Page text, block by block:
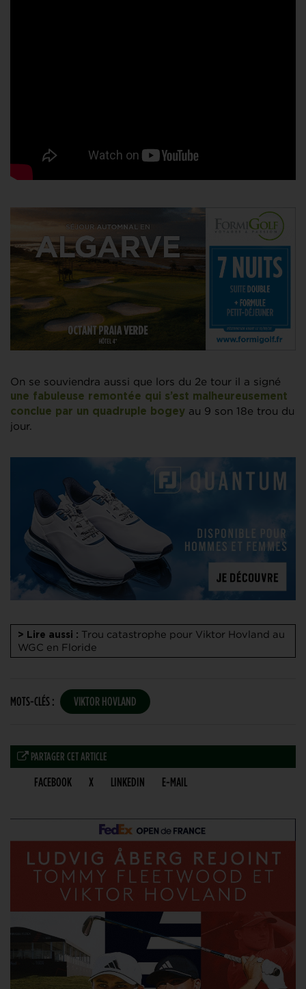
On se souviendra aussi que lors du 2e tour il a signé
une fabuleuse remontée qui s’est malheureusement
conclue par un quadruple bogey au 9 son 18e trou du
jour.
> Lire aussi : Trou catastrophe pour Viktor Hovland au
WGC en Floride
MOTS-CLÉS : VIKTOR HOVLAND
PARTAGER CET ARTICLE
FACEBOOK X LINKEDIN E-MAIL